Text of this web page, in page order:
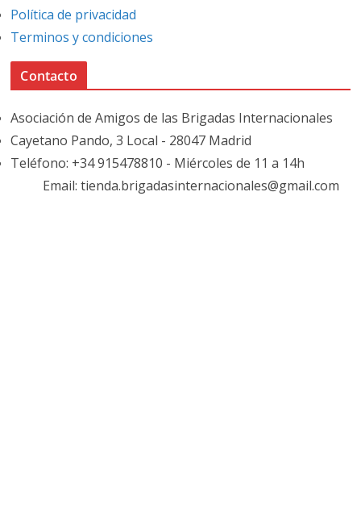
Política de privacidad
Terminos y condiciones
Contacto
Asociación de Amigos de las Brigadas Internacionales
Cayetano Pando, 3 Local - 28047 Madrid
Teléfono: +34 915478810 - Miércoles de 11 a 14h
Email: tienda.brigadasinternacionales@gmail.com